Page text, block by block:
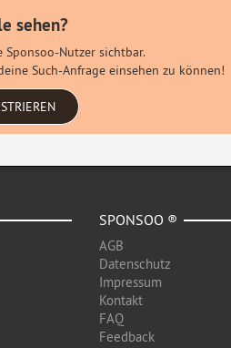
sehen?
Nutzer sichtbar.
Such-Anfrage einsehen zu können!
SPONSOO ®
AGB
Datenschutz
Impressum
Kontakt
FAQ
Feedback